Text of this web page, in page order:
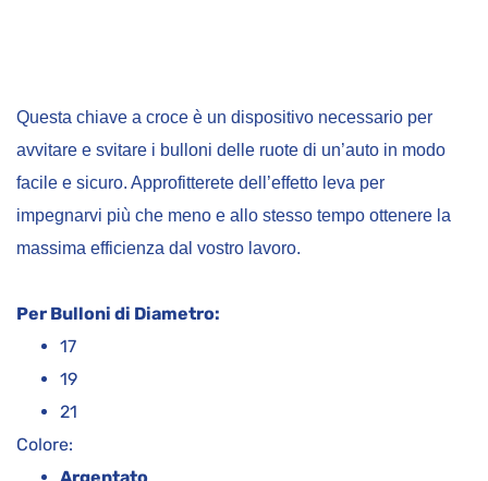
Questa chiave a croce è un dispositivo necessario per
avvitare e svitare i bulloni delle ruote di un’auto in modo
facile e sicuro. Approfitterete dell’effetto leva per
impegnarvi più che meno e allo stesso tempo ottenere la
massima efficienza dal vostro lavoro.
Per Bulloni di Diametro:
17
19
21
Colore:
Argentato